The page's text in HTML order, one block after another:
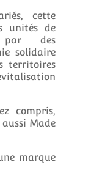
cette
unités de
par des
solidaire
territoires
compris,
aussi Made
marque